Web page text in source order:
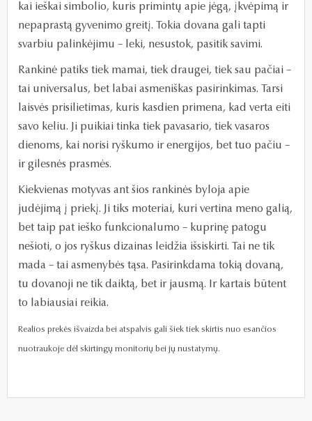
kai ieškai simbolio, kuris primintų apie jėgą, įkvėpimą ir
nepaprastą gyvenimo greitį. Tokia dovana gali tapti
svarbiu palinkėjimu – leki, nesustok, pasitik savimi.
Rankinė patiks tiek mamai, tiek draugei, tiek sau pačiai –
tai universalus, bet labai asmeniškas pasirinkimas. Tarsi
laisvės prisilietimas, kuris kasdien primena, kad verta eiti
savo keliu. Ji puikiai tinka tiek pavasario, tiek vasaros
dienoms, kai norisi ryškumo ir energijos, bet tuo pačiu –
ir gilesnės prasmės.
Kiekvienas motyvas ant šios rankinės byloja apie
judėjimą į priekį. Ji tiks moteriai, kuri vertina meno galią,
bet taip pat ieško funkcionalumo – kuprinę patogu
nešioti, o jos ryškus dizainas leidžia išsiskirti. Tai ne tik
mada – tai asmenybės tąsa. Pasirinkdama tokią dovaną,
tu dovanoji ne tik daiktą, bet ir jausmą. Ir kartais būtent
to labiausiai reikia.
Realios prekės išvaizda bei atspalvis gali šiek tiek skirtis nuo esančios
nuotraukoje dėl skirtingų monitorių bei jų nustatymų.